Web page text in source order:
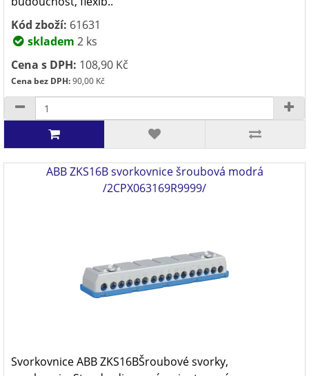
Kód zboží: 61631
skladem 2 ks
Cena s DPH: 108,90 Kč
Cena bez DPH:90,00 Kč
ABB ZKS16B svorkovnice šroubová modrá
/2CPX063169R9999/
Svorkovnice ABB ZKS16BŠroubové svorky,